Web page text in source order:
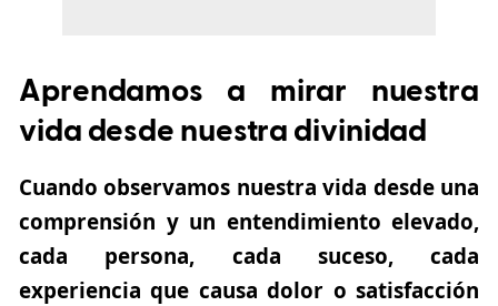
Aprendamos a mirar nuestra
vida desde nuestra divinidad
Cuando observamos nuestra vida desde una
comprensión y un entendimiento elevado,
cada persona, cada suceso, cada
experiencia que causa dolor o satisfacción